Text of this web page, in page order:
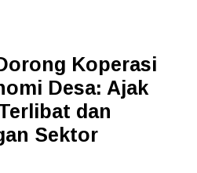
Koperasi
Desa: Ajak
dan
Sektor